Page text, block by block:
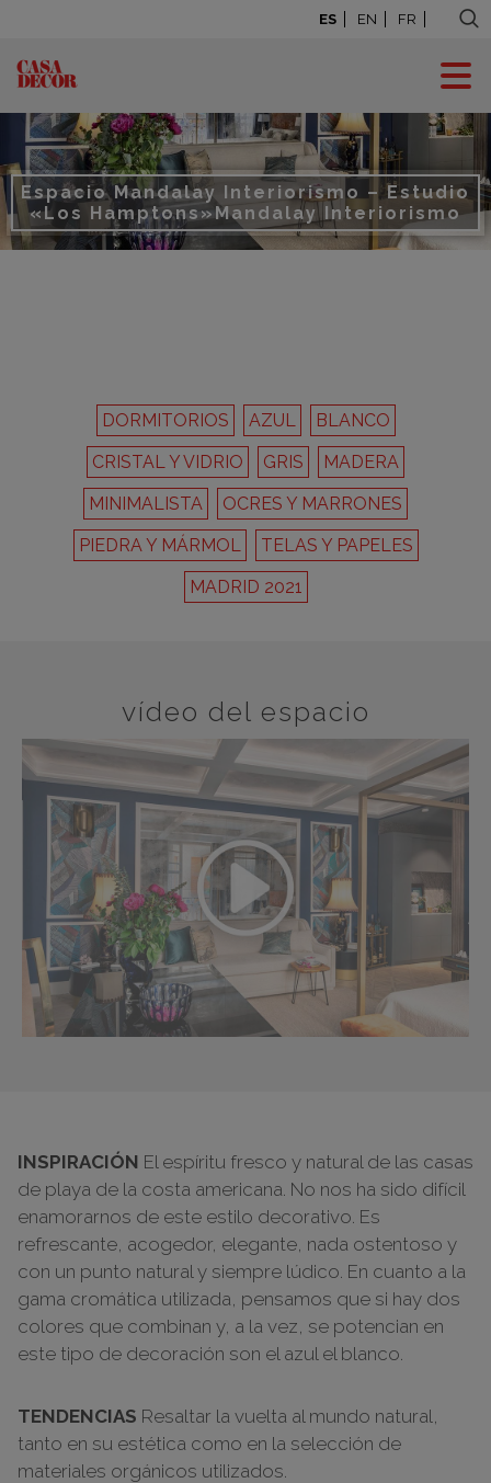
ES EN FR
Espacio Mandalay Interiorismo – Estudio
«Los Hamptons» Mandalay Interiorismo
DORMITORIOS AZUL
BLANCO
CRISTAL Y VIDRIO
GRIS
MADERA
MINIMALISTA
OCRES Y MARRONES
PIEDRA Y MÁRMOL
TELAS Y PAPELES
MADRID 2021
vídeo del espacio
INSPIRACIÓN El espíritu fresco y natural de las casas
de playa de la costa americana. No nos ha sido difícil
enamorarnos de este estilo decorativo. Es
refrescante, acogedor, elegante, nada ostentoso y
con un punto natural y siempre lúdico. En cuanto a la
gama cromática utilizada, pensamos que si hay dos
colores que combinan y, a la vez, se potencian en
este tipo de decoración son el azul el blanco.
TENDENCIAS Resaltar la vuelta al mundo natural,
tanto en su estética como en la selección de
materiales orgánicos utilizados.